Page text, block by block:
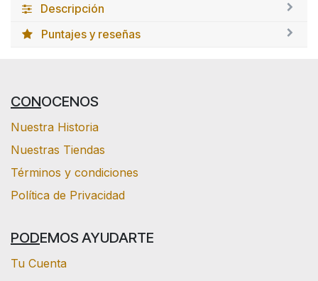
Descripción
Puntajes y reseñas
CONOCENOS
Nuestra Historia
Nuestras Tiendas
Términos y condiciones
Política de Privacidad
PODEMOS AYUDARTE
Tu Cuenta